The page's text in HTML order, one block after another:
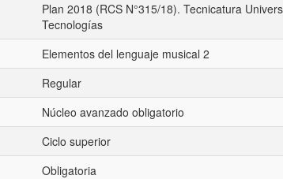
Plan 2018 (RCS N°315/18). Tecnicatura
Tecnologías
Elementos del lenguaje musical 2
Regular
Núcleo avanzado obligatorio
Ciclo superior
Obligatoria